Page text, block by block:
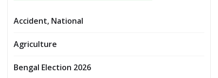
Accident, National
Agriculture
Bengal Election 2026